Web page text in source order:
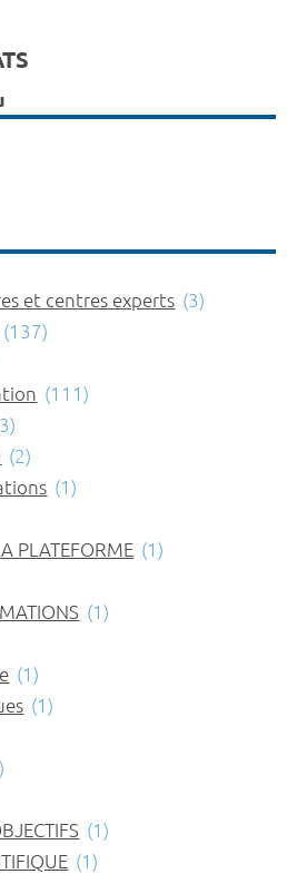
et centres experts (3)
(137)
(111)
(2)
(1)
PLATEFORME (1)
(1)
(1)
(1)
(1)
(1)